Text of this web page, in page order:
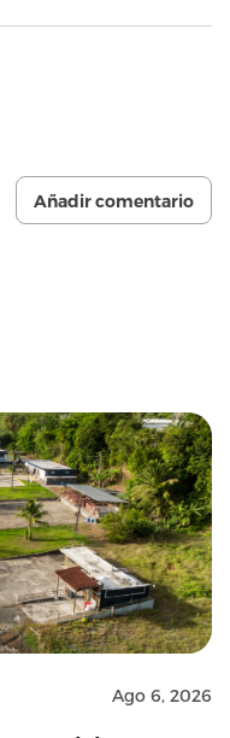
Añadir comentario
Ago 6, 2026